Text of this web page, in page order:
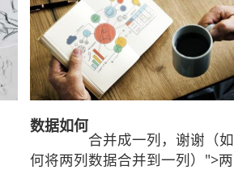
数据如何
合并成一列，谢谢（如
何将两列数据合并到一列）">两